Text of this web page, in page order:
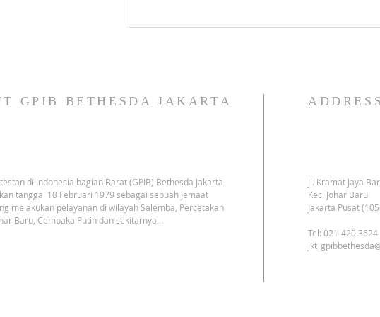
GPIB BETHESDA JAKARTA
di Indonesia bagian Barat (GPIB) Bethesda Jakarta
tanggal 18 Februari 1979 sebagai sebuah Jemaat
melakukan pelayanan di wilayah Salemba, Percetakan
Baru, Cempaka Putih dan sekitarnya…
ADDRESS
Jl. Kramat Jaya
Kec. Johar Baru
Jakarta Pusat
Tel: 021-420 3624